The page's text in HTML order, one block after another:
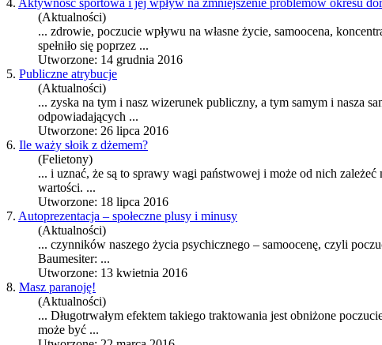
4. Aktywność sportowa i jej wpływ na zmniejszenie problemów okresu
(Aktualności)
... zdrowie, poczucie wpływu na własne życie, samoocena,
spełniło się poprzez ...
Utworzone: 14 grudnia 2016
5. Publiczne atrybucje
(Aktualności)
... zyska na tym i nasz wizerunek publiczny, a tym samym i nasza
odpowiadających ...
Utworzone: 26 lipca 2016
6. Ile waży słoik z dżemem?
(Felietony)
... i uznać, że są to sprawy wagi państwowej i może od nich
wartości. ...
Utworzone: 18 lipca 2016
7. Autoprezentacja – społeczne plusy i minusy
(Aktualności)
... czynników naszego życia psychicznego – samoocenę, czyli
Baumesiter: ...
Utworzone: 13 kwietnia 2016
8. Masz paranoję!
(Aktualności)
... Długotrwałym efektem takiego traktowania jest obniżone
może być ...